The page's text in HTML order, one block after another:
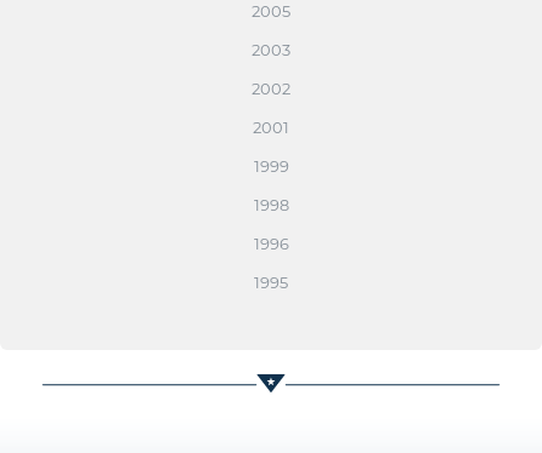
2005
2003
2002
2001
1999
1998
1996
1995